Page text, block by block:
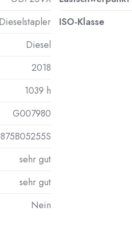
Dieselstapler
Diesel
2018
1039 h
G007980
sehr gut
sehr gut
Nein
ISO-Klasse